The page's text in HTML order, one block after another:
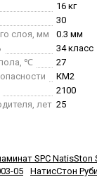
16 кг
30
слоя, мм
0.3 мм
34 класс
℃
27
КМ2
2100
лет 25
SPC NatisSton
05
НатисСтон